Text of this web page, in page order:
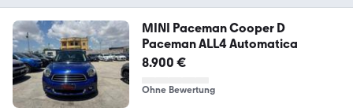
MINI Paceman Cooper D
Paceman ALL4 Automatica
8.900 €
Ohne Bewertung